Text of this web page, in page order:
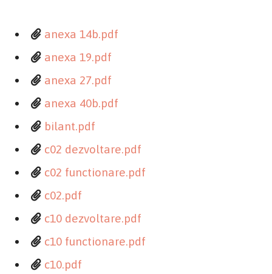
anexa 14b.pdf
anexa 19.pdf
anexa 27.pdf
anexa 40b.pdf
bilant.pdf
c02 dezvoltare.pdf
c02 functionare.pdf
c02.pdf
c10 dezvoltare.pdf
c10 functionare.pdf
c10.pdf